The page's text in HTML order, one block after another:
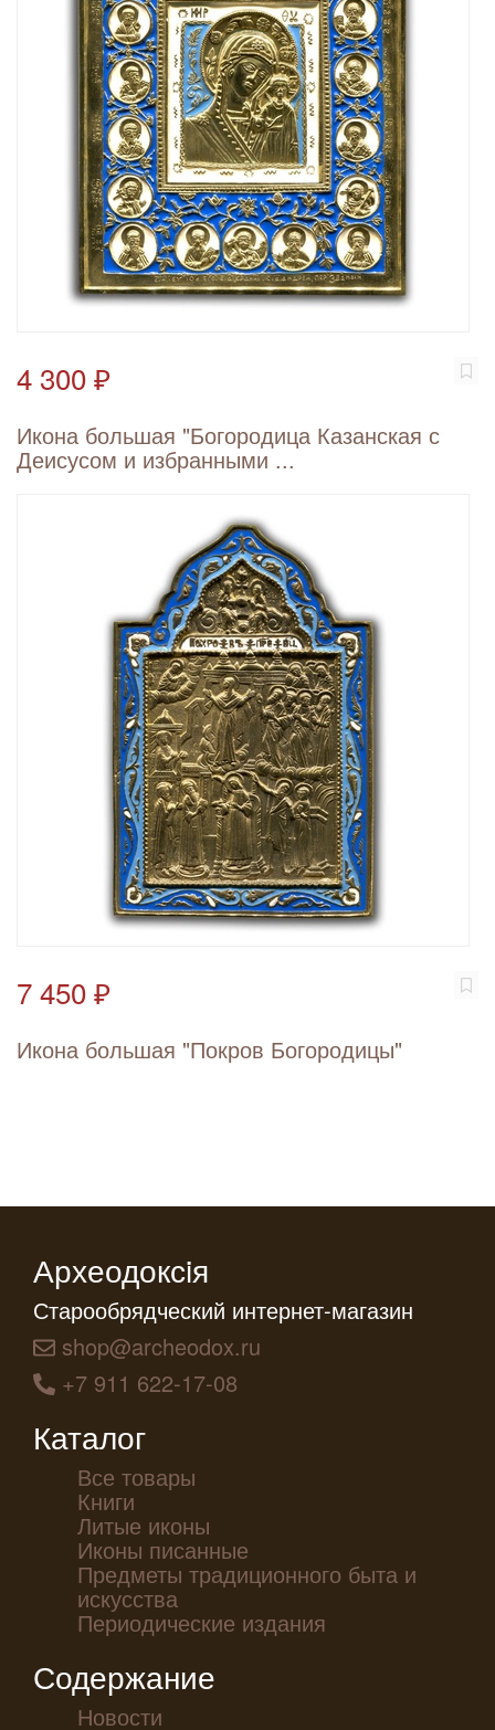
4 300 ₽
Икона большая "Богородица Казанская с
Деисусом и избранными ...
7 450 ₽
Икона большая "Покров Богородицы"
Археодоксiя
Старообрядческий интернет-магазин
shop@archeodox.ru
+7 911 622-17-08
Каталог
Все товары
Книги
Литые иконы
Иконы писанные
Предметы традиционного быта и
искусства
Периодические издания
Содержание
Новости